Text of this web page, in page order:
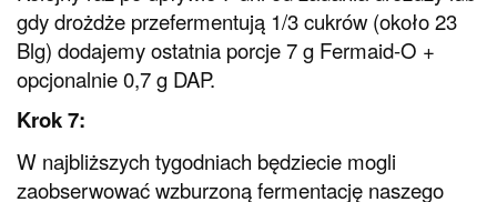
gdy drożdże przefermentują 1/3 cukrów (około 23
Blg) dodajemy ostatnia porcje 7 g Fermaid-O +
opcjonalnie 0,7 g DAP.
Krok 7:
W najbliższych tygodniach będziecie mogli
zaobserwować wzburzoną fermentację naszego